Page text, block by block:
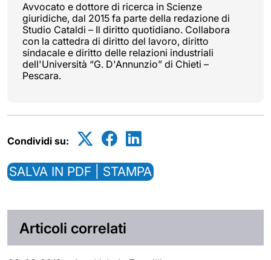
Avvocato e dottore di ricerca in Scienze
giuridiche, dal 2015 fa parte della redazione di
Studio Cataldi – Il diritto quotidiano. Collabora
con la cattedra di diritto del lavoro, diritto
sindacale e diritto delle relazioni industriali
dell'Università “G. D'Annunzio” di Chieti –
Pescara.
Condividi su:
SALVA IN PDF | STAMPA
Articoli correlati